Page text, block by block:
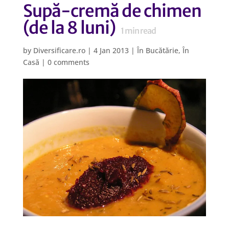
Supă-cremă de chimen
(de la 8 luni) 1 min read
by Diversificare.ro| 4 Jan 2013| În Bucătărie, În
Casă | 0 comments